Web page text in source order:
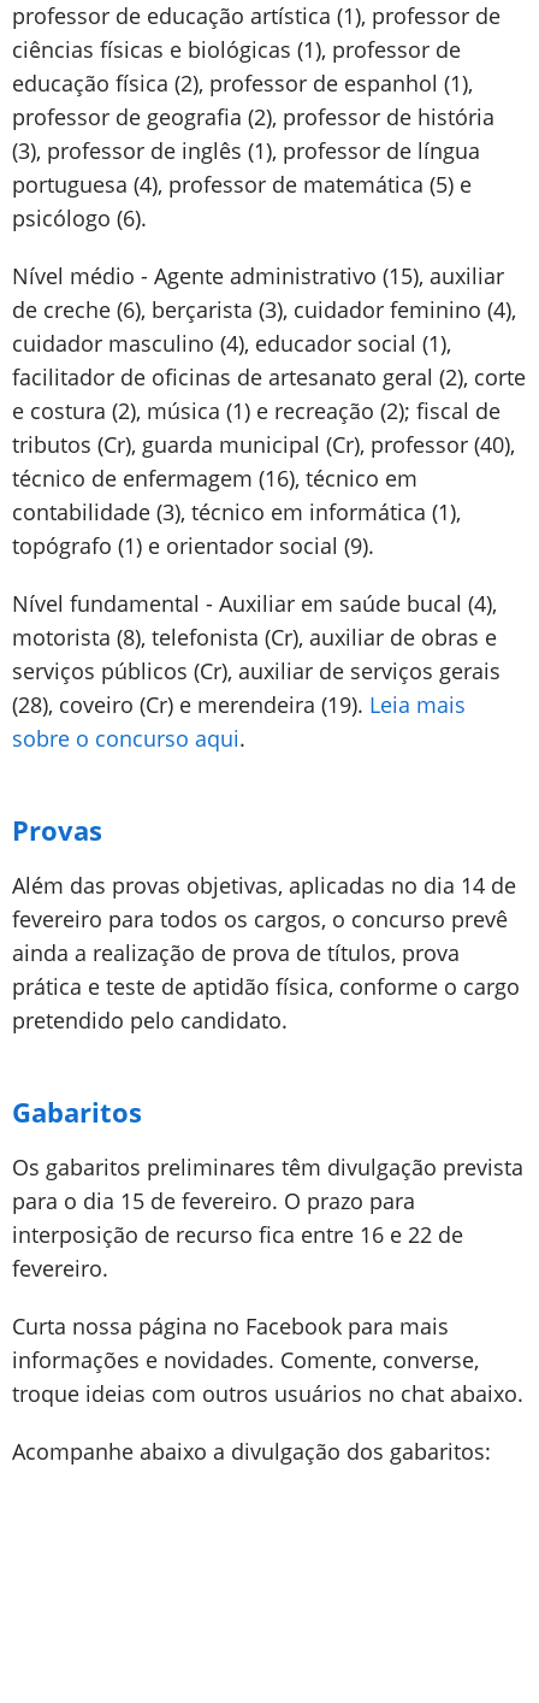
professor de educação artística (1), professor de
ciências físicas e biológicas (1), professor de
educação física (2), professor de espanhol (1),
professor de geografia (2), professor de história
(3), professor de inglês (1), professor de língua
portuguesa (4), professor de matemática (5) e
psicólogo (6).
Nível médio - Agente administrativo (15), auxiliar
de creche (6), berçarista (3), cuidador feminino (4),
cuidador masculino (4), educador social (1),
facilitador de oficinas de artesanato geral (2), corte
e costura (2), música (1) e recreação (2); fiscal de
tributos (Cr), guarda municipal (Cr), professor (40),
técnico de enfermagem (16), técnico em
contabilidade (3), técnico em informática (1),
topógrafo (1) e orientador social (9).
Nível fundamental - Auxiliar em saúde bucal (4),
motorista (8), telefonista (Cr), auxiliar de obras e
serviços públicos (Cr), auxiliar de serviços gerais
(28), coveiro (Cr) e merendeira (19). Leia mais
sobre o concurso aqui.
Provas
Além das provas objetivas, aplicadas no dia 14 de
fevereiro para todos os cargos, o concurso prevê
ainda a realização de prova de títulos, prova
prática e teste de aptidão física, conforme o cargo
pretendido pelo candidato.
Gabaritos
Os gabaritos preliminares têm divulgação prevista
para o dia 15 de fevereiro. O prazo para
interposição de recurso fica entre 16 e 22 de
fevereiro.
Curta nossa página no Facebook para mais
informações e novidades. Comente, converse,
troque ideias com outros usuários no chat abaixo.
Acompanhe abaixo a divulgação dos gabaritos: